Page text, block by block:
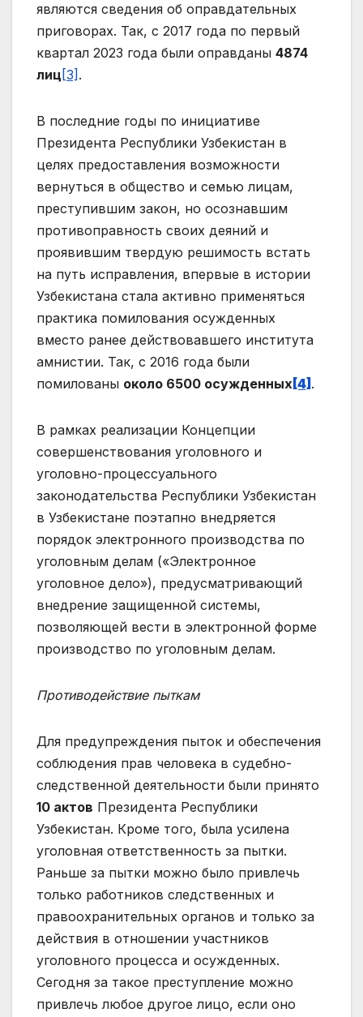
являются сведения об оправдательных
приговорах. Так, с 2017 года по первый
квартал 2023 года были оправданы 4874
лиц [3] .
В последние годы по инициативе
Президента Республики Узбекистан в
целях предоставления возможности
вернуться в общество и семью лицам,
преступившим закон, но осознавшим
противоправность своих деяний и
проявившим твердую решимость встать
на путь исправления, впервые в истории
Узбекистана стала активно применяться
практика помилования осужденных
вместо ранее действовавшего института
амнистии. Так, с 2016 года были
помилованы около 6500 осужденных [4] .
В рамках реализации Концепции
совершенствования уголовного и
уголовно-процессуального
законодательства Республики Узбекистан
в Узбекистане поэтапно внедряется
порядок электронного производства по
уголовным делам («Электронное
уголовное дело»), предусматривающий
внедрение защищенной системы,
позволяющей вести в электронной форме
производство по уголовным делам.
Противодействие пыткам
Для предупреждения пыток и обеспечения
соблюдения прав человека в судебно-
следственной деятельности были принято
10 актов Президента Республики
Узбекистан. Кроме того, была усилена
уголовная ответственность за пытки.
Раньше за пытки можно было привлечь
только работников следственных и
правоохранительных органов и только за
действия в отношении участников
уголовного процесса и осужденных.
Сегодня за такое преступление можно
привлечь любое другое лицо, если оно